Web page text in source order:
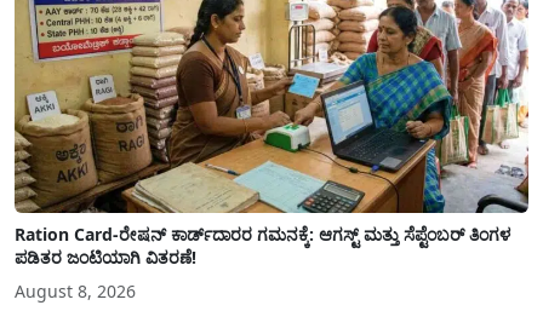
Ration Card-ರೇಷನ್ ಕಾರ್ಡ್‍ದಾರರ ಗಮನಕ್ಕೆ: ಆಗಸ್ಟ್ ಮತ್ತು ಸೆಪ್ಟೆಂಬರ್ ತಿಂಗಳ
ಪಡಿತರ ಜಂಟಿಯಾಗಿ ವಿತರಣೆ!
August 8, 2026